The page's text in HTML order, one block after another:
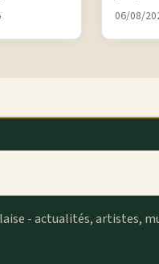
06/08/
- actualités, artistes,